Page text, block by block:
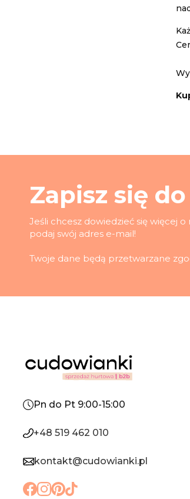
Zapisz się
Jeśli chcesz dowiedzieć się więcej
podaj swój adres e-mail!
Twoje dane będą przetwarzane
Pn do Pt 9:00-15:00
+48 519 462 010
kontakt@cudowianki.pl